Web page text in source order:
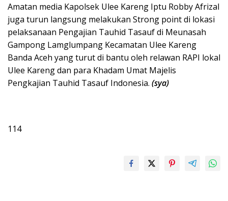
Amatan media Kapolsek Ulee Kareng Iptu Robby Afrizal
juga turun langsung melakukan Strong point di lokasi
pelaksanaan Pengajian Tauhid Tasauf di Meunasah
Gampong Lamglumpang Kecamatan Ulee Kareng
Banda Aceh yang turut di bantu oleh relawan RAPI lokal
Ulee Kareng dan para Khadam Umat Majelis
Pengkajian Tauhid Tasauf Indonesia. (sya)
114